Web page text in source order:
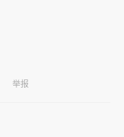
举报